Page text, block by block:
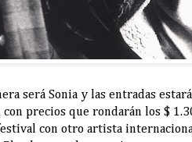
será Sonia y las entradas
con precios que rondarán los $
con otro artista